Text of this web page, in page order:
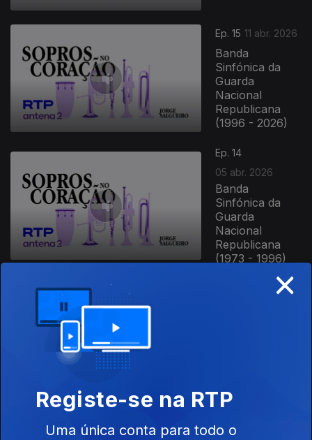
Ep. 15 11 abr. 2026
Banda
Sinfónica da
Guarda
Nacional
Republicana
(1996 - 2026)
Ep. 14
05 abr. 2026
Banda
Sinfónica da
Guarda
Nacional
Republicana
(1973 - 1996)×
Registe-se na RTP
Uma única conta para todo o